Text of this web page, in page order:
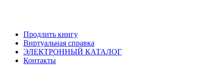
Продлить книгу
Виртуальная справка
ЭЛЕКТРОННЫЙ КАТАЛОГ
Контакты